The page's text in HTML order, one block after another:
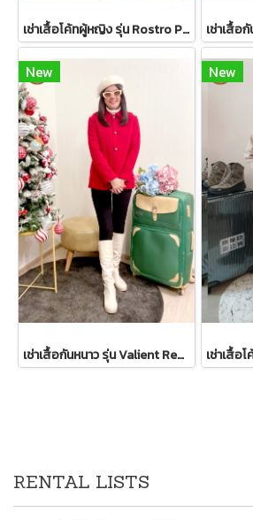
เช่าเสื้อโค้ทผู้หญิง รุ่น Rostro Palido Faux Fur Coat 2105GCF1059FAWH1
New
เช่าเสื้อกันหนาว รุ่น Valient Red PeaCoat 2110GCL1689FARE1
New
RENTAL LISTS